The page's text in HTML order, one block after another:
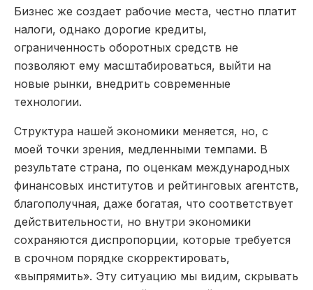
Бизнес же создает рабочие места, честно платит
налоги, однако дорогие кредиты,
ограниченность оборотных средств не
позволяют ему масштабироваться, выйти на
новые рынки, внедрить современные
технологии.
Структура нашей экономики меняется, но, с
моей точки зрения, медленными темпами. В
результате страна, по оценкам международных
финансовых институтов и рейтинговых агентств,
благополучная, даже богатая, что соответствует
действительности, но внутри экономики
сохраняются диспропорции, которые требуется
в срочном порядке скорректировать,
«выпрямить». Эту ситуацию мы видим, скрывать